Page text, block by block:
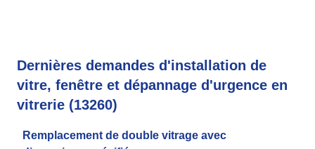
Dernières demandes d'installation de
vitre, fenêtre et dépannage d'urgence en
vitrerie (13260)
Remplacement de double vitrage avec